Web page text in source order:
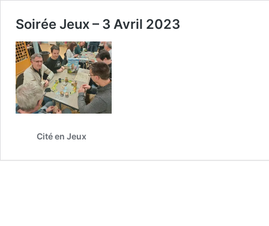
Soirée Jeux – 3 Avril 2023
Cité en Jeux